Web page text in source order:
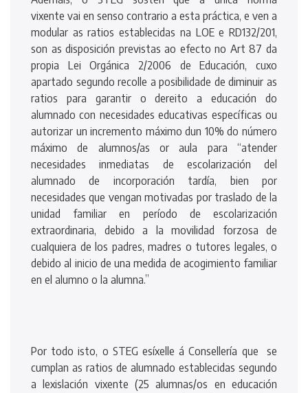
vixente vai en senso contrario a esta práctica, e ven a
modular as ratios establecidas na LOE e RD132/201,
son as disposición previstas ao efecto no Art 87 da
propia Lei Orgánica 2/2006 de Educación, cuxo
apartado segundo recolle a posibilidade de diminuir as
ratios para garantir o dereito a educación do
alumnado con necesidades educativas específicas ou
autorizar un incremento máximo dun 10% do número
máximo de alumnos/as or aula para “atender
necesidades inmediatas de escolarización del
alumnado de incorporación tardía, bien por
necesidades que vengan motivadas por traslado de la
unidad familiar en período de escolarización
extraordinaria, debido a la movilidad forzosa de
cualquiera de los padres, madres o tutores legales, o
debido al inicio de una medida de acogimiento familiar
en el alumno o la alumna.”
Por todo isto, o STEG esíxelle á Consellería que se
cumplan as ratios de alumnado establecidas segundo
a lexislación vixente (25 alumnas/os en educación